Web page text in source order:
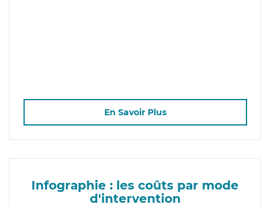
En Savoir Plus
Infographie : les coûts par mode
d'intervention